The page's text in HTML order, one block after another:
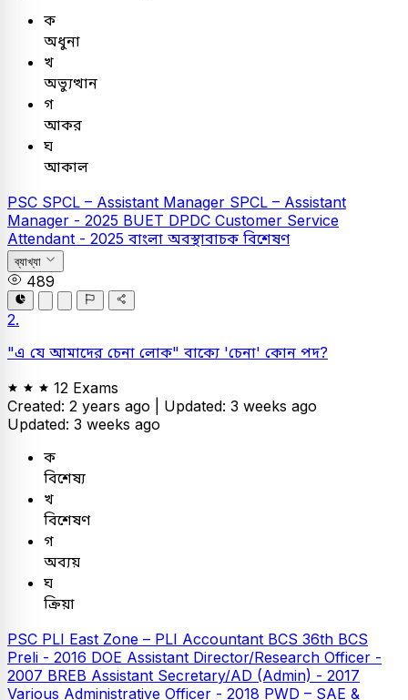
ক
অধুনা
খ
অভ্যুত্থান
গ
আকর
ঘ
আকাল
PSC SPCL – Assistant Manager SPCL – Assistant
Manager - 2025 BUET DPDC Customer Service
Attendant - 2025 বাংলা অবস্থাবাচক বিশেষণ
ব্যাখ্যা
489
2.
"এ যে আমাদের চেনা লোক" বাক্যে 'চেনা' কোন পদ?
12 Exams
Created: 2 years ago | Updated: 3 weeks ago
Updated: 3 weeks ago
ক
বিশেষ্য
খ
বিশেষণ
গ
অব্যয়
ঘ
ক্রিয়া
PSC PLI East Zone – PLI Accountant BCS 36th BCS
Preli - 2016 DOE Assistant Director/Research Officer -
2007 BREB Assistant Secretary/AD (Admin) - 2017
Various Administrative Officer - 2018 PWD – SAE &